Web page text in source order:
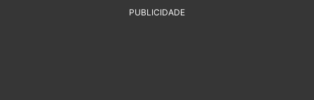
PUBLICIDADE